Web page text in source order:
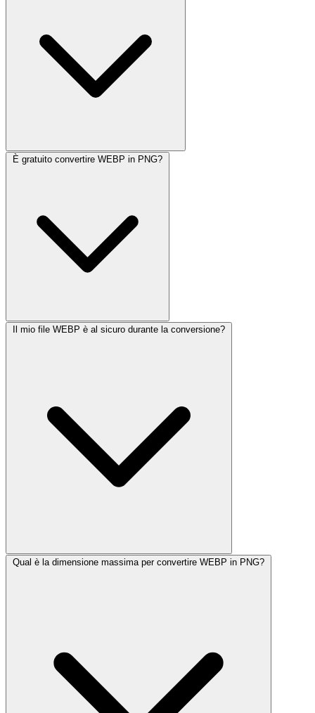
È gratuito convertire WEBP in PNG?
Il mio file WEBP è al sicuro durante la conversione?
Qual è la dimensione massima per convertire WEBP in PNG?